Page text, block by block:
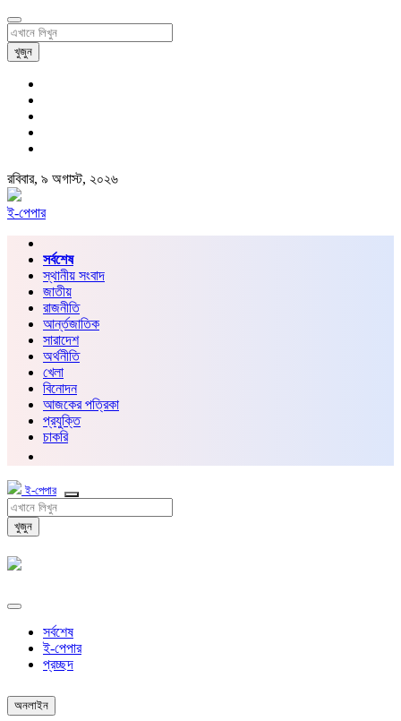
খুজুন
রবিবার, ৯ অগাস্ট, ২০২৬
ই-পেপার
সর্বশেষ
স্থানীয় সংবাদ
জাতীয়
রাজনীতি
আর্ন্তজাতিক
সারাদেশ
অর্থনীতি
খেলা
বিনোদন
আজকের পত্রিকা
প্রযুক্তি
চাকরি
ই-পেপার
খুজুন
সর্বশেষ
ই-পেপার
প্রচ্ছদ
অনলাইন